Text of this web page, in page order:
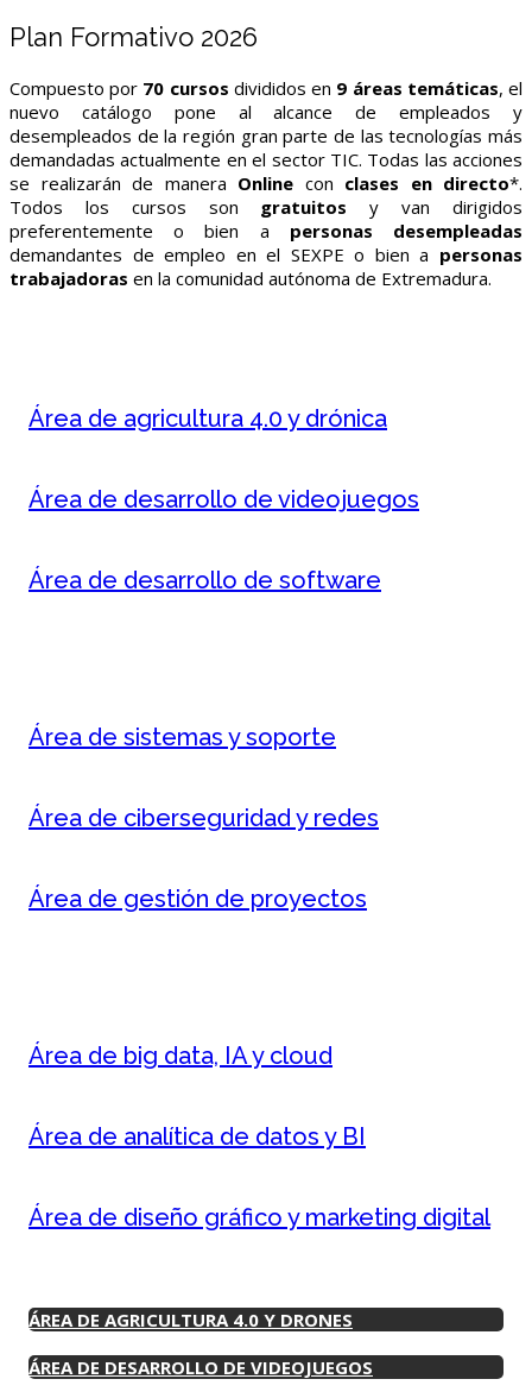
Plan Formativo 2026
Compuesto por 70 cursos divididos en 9 áreas temáticas, el
nuevo catálogo pone al alcance de empleados y
desempleados de la región gran parte de las tecnologías más
demandadas actualmente en el sector TIC. Todas las acciones
se realizarán de manera Online con clases en directo*.
Todos los cursos son gratuitosy van dirigidos
preferentemente o bien a personas desempleadas
demandantes de empleo en el SEXPE o bien a personas
trabajadoras en la comunidad autónoma de Extremadura.
Área de agricultura 4.0 y drónica
Área de desarrollo de videojuegos
Área de desarrollo de software
Área de sistemas y soporte
Área de ciberseguridad y redes
Área de gestión de proyectos
Área de big data, IA y cloud
Área de analítica de datos y BI
Área de diseño gráfico y marketing digital
ÁREA DE AGRICULTURA 4.0 Y DRONES
ÁREA DE DESARROLLO DE VIDEOJUEGOS